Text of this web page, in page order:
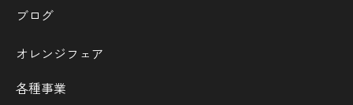
ブログ
オレンジフェア
各種事業